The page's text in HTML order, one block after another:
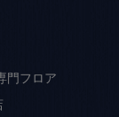
門フロア